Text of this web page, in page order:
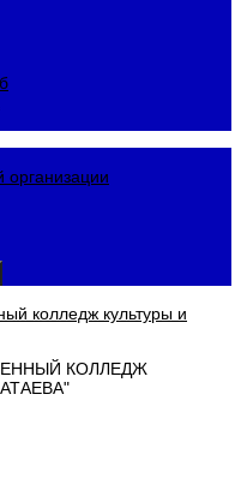
организации
КОЛЛЕДЖ